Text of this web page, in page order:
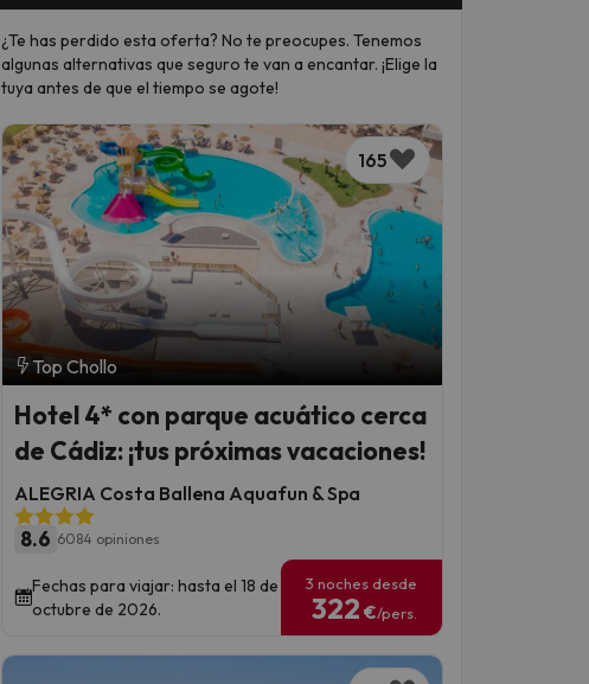
¿Te has perdido esta oferta? No te preocupes. Tenemos
algunas alternativas que seguro te van a encantar. ¡Elige la
tuya antes de que el tiempo se agote!
165
Top Chollo
Hotel 4* con parque acuático cerca
de Cádiz: ¡tus próximas vacaciones!
ALEGRIA Costa Ballena Aquafun & Spa
8.6 6084 opiniones
Fechas para viajar: hasta el 18 de
octubre de 2026.
3 noches desde
322 €/pers.